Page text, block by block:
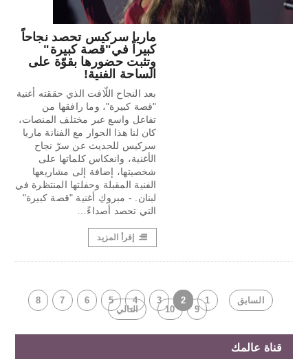
ماريا سركيس تحصد نجاحاً
كبيراً في"قصة كبيرة"
وتثبت حضورها بقوّة على
الساحة الفنية!
بعد النجاح اللّافت الذي حققته أغنية
"قصة كبيرة"، وما رافقها من
تفاعل واسع عبر مختلف المنصات،
كان لنا هذا الحوار مع الفنانة ماريا
سركيس للحديث عن سرّ نجاح
الأغنية، وانعكاس كلماتها على
شخصيتها، إضافة إلى مشاريعها
الفنية المقبلة وحفلتها المنتظرة في
لبنان. - مبروكِ أغنية "قصة كبيرة"
التي تحصد أصداءً…
إقرأ المزيد
السابق 1
2
3
4
5
6
7
8
9
10 التالي
قناة عالمك